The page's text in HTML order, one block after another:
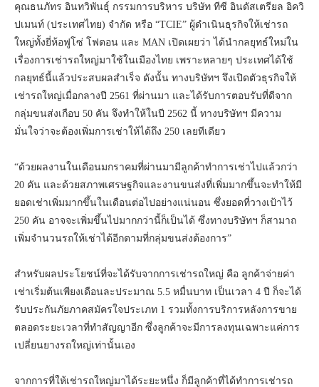
คุณธนภัทร อินทวิพันธุ์ กรรมการบริหาร บริษัท ทีซี อินดัสเตรียล อิควิ
ปเมนท์ (ประเทศไทย) จำกัด หรือ “TCIE” ผู้ดำเนินธุรกิจให้เช่ารถ
ใหญ่ทั้งยี่ห้อฟูโซ่ โฟตอน และ MAN เปิดเผยว่า ได้นำกลยุทธ์ใหม่ใน
เรื่องการเช่ารถใหญ่มาใช้ในเมืองไทย เพราะหลายๆ ประเทศได้ใช้
กลยุทธ์นี้แล้วประสบผลสำเร็จ ดังนั้น ทางบริษัทฯ จึงเปิดตัวธุรกิจให้
เช่ารถใหญ่เมื่อกลางปี 2561 ที่ผ่านมา และได้รับการตอบรับที่ดีจาก
กลุ่มขนส่งเกือบ 50 คัน จึงทำให้ในปี 2562 นี้ ทางบริษัทฯ มีความ
มั่นใจว่าจะต้องเพิ่มการเช่าให้ได้ถึง 250 เลยทีเดียว
“ด้วยผลงานในเดือนมกราคมที่ผ่านมามีลูกค้าทำการเช่าไปแล้วกว่า
20 คัน และด้วยสภาพเศรษฐกิจและงานขนส่งที่เพิ่มมากขึ้นจะทำให้มี
ยอดเช่าเพิ่มมากขึ้นในเดือนต่อไปอย่างแน่นอน ซึ่งยอดที่วางเป้าไว้
250 คัน อาจจะเพิ่มขึ้นไปมากกว่านี้ก็เป็นได้ ซึ่งทางบริษัทฯ ก็สามาถ
เพิ่มจำนวนรถให้เช่าได้อีกตามที่กลุ่มขนส่งต้องการ”
สำหรับผลประโยชน์ที่จะได้รับจากการเช่ารถใหญ่ คือ ลูกค้าจ่ายค่า
เช่าเริ่มต้นเพียงเดือนละประมาณ 5.5 หมื่นบาท เป็นเวลา 4 ปี ก็จะได้
รับประกันภัยภาคสมัครใจประเภท 1 รวมทั้งการบริการหลังการขาย
ตลอดระยะเวลาที่ทำสัญญาอีก ซึ่งลูกค้าจะมีการลงทุนเฉพาะแค่การ
เปลี่ยนยางรถใหญ่เท่านั้นเอง
จากการที่ให้เช่ารถใหญ่มาได้ระยะหนึ่ง ก็มีลูกค้าที่ได้ทำการเช่ารถ